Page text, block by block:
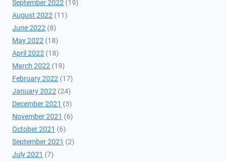
September 2022 (19)
August 2022 (11)
June 2022 (8)
May 2022 (18)
April 2022 (18)
March 2022 (19)
February 2022 (17)
January 2022 (24)
December 2021 (3)
November 2021 (6)
October 2021 (6)
September 2021 (2)
July 2021 (7)